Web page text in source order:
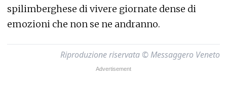
spilimberghese di vivere giornate dense di
emozioni che non se ne andranno.
Riproduzione riservata © Messaggero Veneto